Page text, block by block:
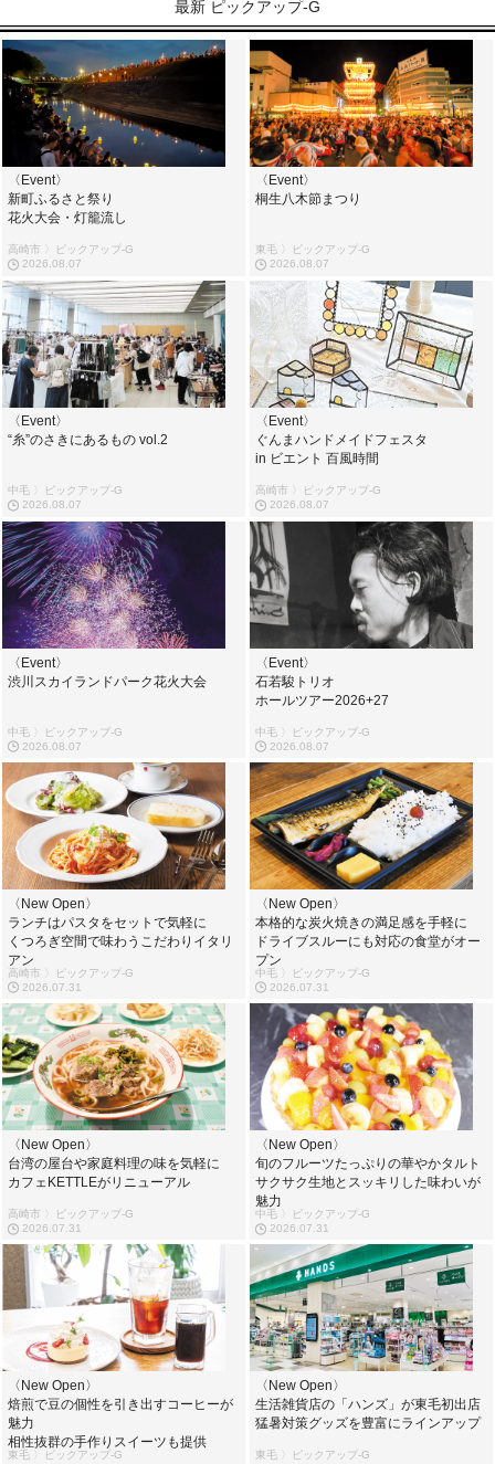
最新 ピックアップ-G
〈Event〉
新町ふるさと祭り
花火大会・灯籠流し
高崎市 〉ピックアップ-G
2026.08.07
〈Event〉
桐生八木節まつり
東毛 〉ピックアップ-G
2026.08.07
〈Event〉
“糸”のさきにあるもの vol.2
中毛 〉ピックアップ-G
2026.08.07
〈Event〉
ぐんまハンドメイドフェスタ
in ビエント 百風時間
高崎市 〉ピックアップ-G
2026.08.07
〈Event〉
渋川スカイランドパーク花火大会
中毛 〉ピックアップ-G
2026.08.07
〈Event〉
石若駿トリオ
ホールツアー2026+27
中毛 〉ピックアップ-G
2026.08.07
〈New Open〉
ランチはパスタをセットで気軽に
くつろぎ空間で味わうこだわりイタリ
アン
高崎市 〉ピックアップ-G
2026.07.31
〈New Open〉
本格的な炭火焼きの満足感を手軽に
ドライブスルーにも対応の食堂がオー
プン
中毛 〉ピックアップ-G
2026.07.31
〈New Open〉
台湾の屋台や家庭料理の味を気軽に
カフェKETTLEがリニューアル
高崎市 〉ピックアップ-G
2026.07.31
〈New Open〉
旬のフルーツたっぷりの華やかタルト
サクサク生地とスッキリした味わいが
魅力
中毛 〉ピックアップ-G
2026.07.31
〈New Open〉
焙煎で豆の個性を引き出すコーヒーが
魅力
相性抜群の手作りスイーツも提供
東毛 〉ピックアップ-G
〈New Open〉
生活雑貨店の「ハンズ」が東毛初出店
猛暑対策グッズを豊富にラインアップ
東毛 〉ピックアップ-G